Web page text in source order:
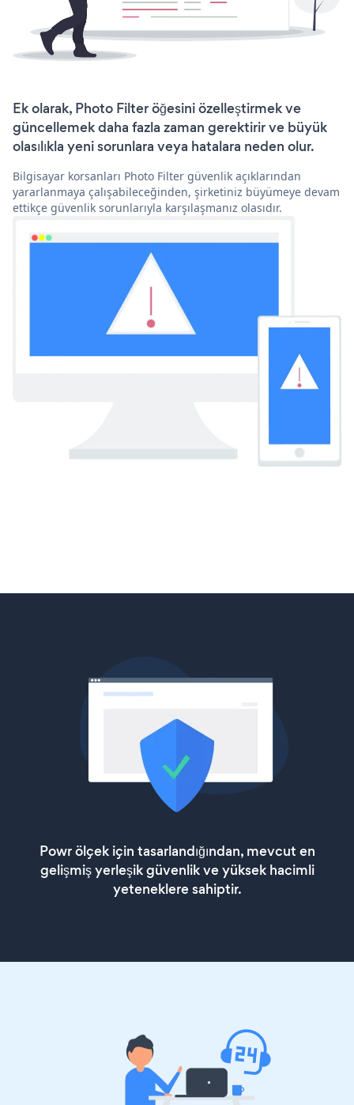
Ek olarak, Photo Filter öğesini özelleştirmek ve
güncellemek daha fazla zaman gerektirir ve büyük
olasılıkla yeni sorunlara veya hatalara neden olur.
Bilgisayar korsanları Photo Filter güvenlik açıklarından
yararlanmaya çalışabileceğinden, şirketiniz büyümeye devam
ettikçe güvenlik sorunlarıyla karşılaşmanız olasıdır.
Powr ölçek için tasarlandığından, mevcut en
gelişmiş yerleşik güvenlik ve yüksek hacimli
yeteneklere sahiptir.